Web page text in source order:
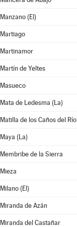
Manzano (El)
Martiago
Martinamor
Martín de Yeltes
Masueco
Mata de Ledesma (La)
Matilla de los Caños del Río
Maya (La)
Membribe de la Sierra
Mieza
Milano (El)
Miranda de Azán
Miranda del Castañar